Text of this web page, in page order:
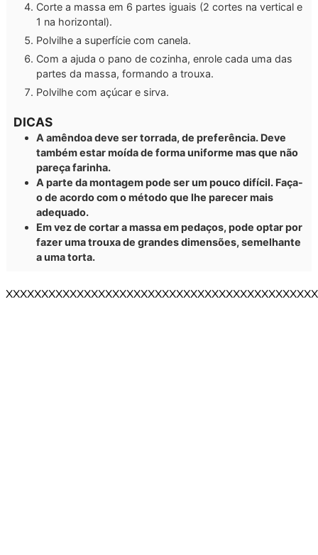
Corte a massa em 6 partes iguais (2 cortes na vertical e
1 na horizontal).
Polvilhe a superfície com canela.
Com a ajuda o pano de cozinha, enrole cada uma das
partes da massa, formando a trouxa.
Polvilhe com açúcar e sirva.
DICAS
A amêndoa deve ser torrada, de preferência. Deve
também estar moída de forma uniforme mas que não
pareça farinha.
A parte da montagem pode ser um pouco difícil. Faça-
o de acordo com o método que lhe parecer mais
adequado.
Em vez de cortar a massa em pedaços, pode optar por
fazer uma trouxa de grandes dimensões, semelhante
a uma torta.